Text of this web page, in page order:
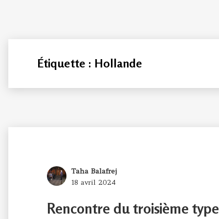
Étiquette : Hollande
Author
Taha Balafrej
Posted
18 avril 2024
Rencontre du troisième type